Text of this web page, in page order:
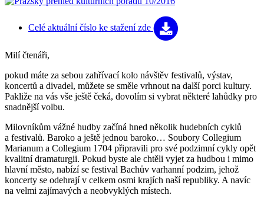
Celé aktuální číslo ke stažení zde
Milí čtenáři,
pokud máte za sebou zahřívací kolo návštěv festivalů, výstav,
koncertů a divadel, můžete se směle vrhnout na další porci kultury.
Pakliže na vás vše ještě čeká, dovolím si vybrat některé lahůdky pro
snadnější volbu.
Milovníkům vážné hudby začíná hned několik hudebních cyklů
a festivalů. Baroko a ještě jednou baroko… Soubory Collegium
Marianum a Collegium 1704 připravili pro své podzimní cykly opět
kvalitní dramaturgii. Pokud byste ale chtěli vyjet za hudbou i mimo
hlavní město, nabízí se festival Bachův varhanní podzim, jehož
koncerty se odehrají v celkem osmi krajích naší republiky. A navíc
na velmi zajímavých a neobvyklých místech.